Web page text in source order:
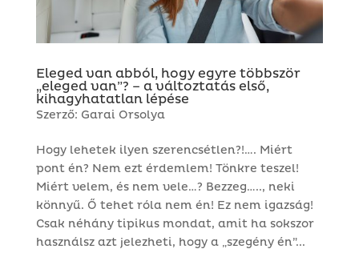
Eleged van abból, hogy egyre többször
„eleged van”? – a változtatás első,
kihagyhatatlan lépése
Szerző: Garai Orsolya
Hogy lehetek ilyen szerencsétlen?!…. Miért
pont én? Nem ezt érdemlem! Tönkre teszel!
Miért velem, és nem vele…? Bezzeg….., neki
könnyű. Ő tehet róla nem én! Ez nem igazság!
Csak néhány tipikus mondat, amit ha sokszor
használsz azt jelezheti, hogy a „szegény én”...